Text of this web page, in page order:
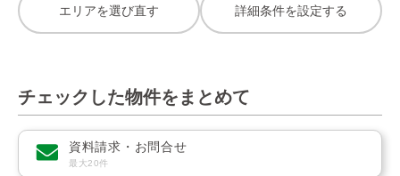
エリアを選び直す 詳細条件を設定する
チェックした物件をまとめて
資料請求・お問合せ
最大20件